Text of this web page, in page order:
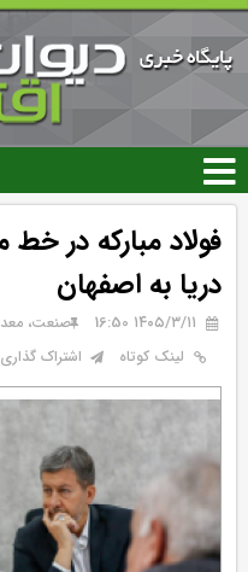
فولاد مبارکه در خط
دریا به اصفهان
۱۴۰۵/۳/۱۱ 16:50 صنعت،
لینک کوتاه
اشتراک گذاری